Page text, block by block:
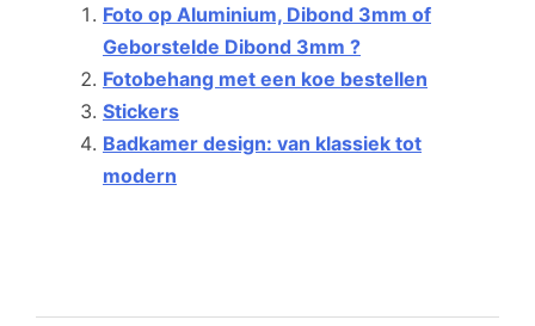
Foto op Aluminium, Dibond 3mm of
Geborstelde Dibond 3mm ?
Fotobehang met een koe bestellen
Stickers
Badkamer design: van klassiek tot
modern